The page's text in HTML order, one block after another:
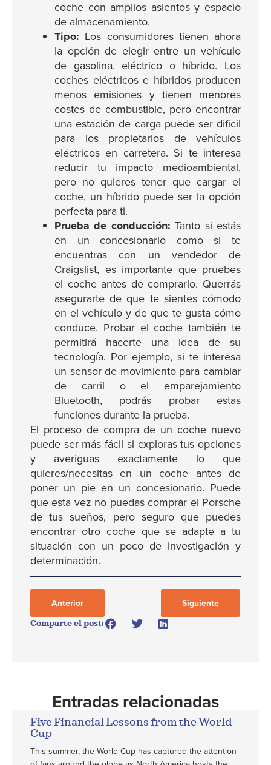
coche con amplios asientos y espacio
de almacenamiento.
Tipo: Los consumidores tienen ahora
la opción de elegir entre un vehículo
de gasolina, eléctrico o híbrido. Los
coches eléctricos e híbridos producen
menos emisiones y tienen menores
costes de combustible, pero encontrar
una estación de carga puede ser difícil
para los propietarios de vehículos
eléctricos en carretera. Si te interesa
reducir tu impacto medioambiental,
pero no quieres tener que cargar el
coche, un híbrido puede ser la opción
perfecta para ti.
Prueba de conducción:Tanto si estás
en un concesionario como si te
encuentras con un vendedor de
Craigslist, es importante que pruebes
el coche antes de comprarlo. Querrás
asegurarte de que te sientes cómodo
en el vehículo y de que te gusta cómo
conduce. Probar el coche también te
permitirá hacerte una idea de su
tecnología. Por ejemplo, si te interesa
un sensor de movimiento para cambiar
de carril o el emparejamiento
Bluetooth, podrás probar estas
funciones durante la prueba.
El proceso de compra de un coche nuevo
puede ser más fácil si exploras tus opciones
y averiguas exactamente lo que
quieres/necesitas en un coche antes de
poner un pie en un concesionario. Puede
que esta vez no puedas comprar el Porsche
de tus sueños, pero seguro que puedes
encontrar otro coche que se adapte a tu
situación con un poco de investigación y
determinación.
Anterior Siguiente
Comparte el post:
Entradas relacionadas
Five Financial Lessons from the World
Cup
This summer, the World Cup has captured the attention